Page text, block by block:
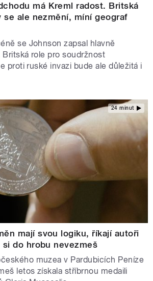
má Kreml radost. Britská
se ale nezmění, míní geograf
se Johnson zapsal hlavně
Britská role pro soudržnost
proti ruské invazi bude ale důležitá i
24 minut
mají svou logiku, říkají autoři
do hrobu nevezmeš
muzea v Pardubicích Peníze
letos získala stříbrnou medaili